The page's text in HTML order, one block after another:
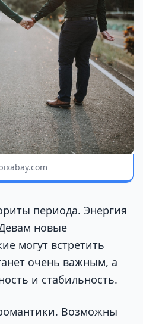
периода. Энергия
новые
могут встретить
очень важным, а
и стабильность.
Возможны